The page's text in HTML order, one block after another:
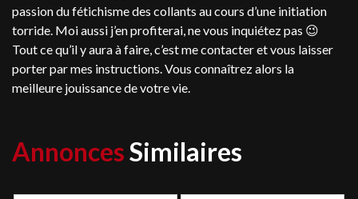
passion du fétichisme des collants au cours d’une initiation
torride. Moi aussi j’en profiterai, ne vous inquiétez pas 😉
Tout ce qu’il y aura à faire, c’est me contacter et vous laisser
porter par mes instructions. Vous connaîtrez alors la
meilleure jouissance de votre vie.
AnnoncesSimilaires